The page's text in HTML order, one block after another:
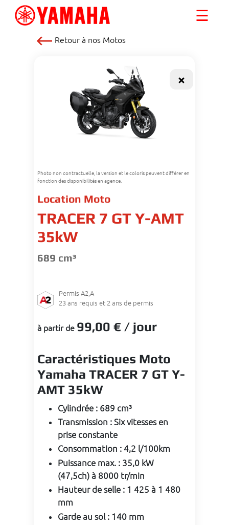
☰
Retour à nos Motos
Photo non contractuelle, la version et le coloris peuvent différer en
fonction des disponibilités en agence.
Location Moto
TRACER 7 GT Y-AMT
35kW
689 cm³
Permis A2,A
23ans requis et 2 ans de permis
à partir de 99,00 € / jour
Caractéristiques Moto
Yamaha TRACER 7 GT Y-
AMT 35kW
Cylindrée : 689 cm³
Transmission :Six vitesses en
prise constante
Consommation :4,2 l/100km
Puissance max. : 35,0 kW
(47,5ch) à 8000 tr/min
Hauteur de selle : 1 425 à 1 480
mm
Garde au sol : 140 mm